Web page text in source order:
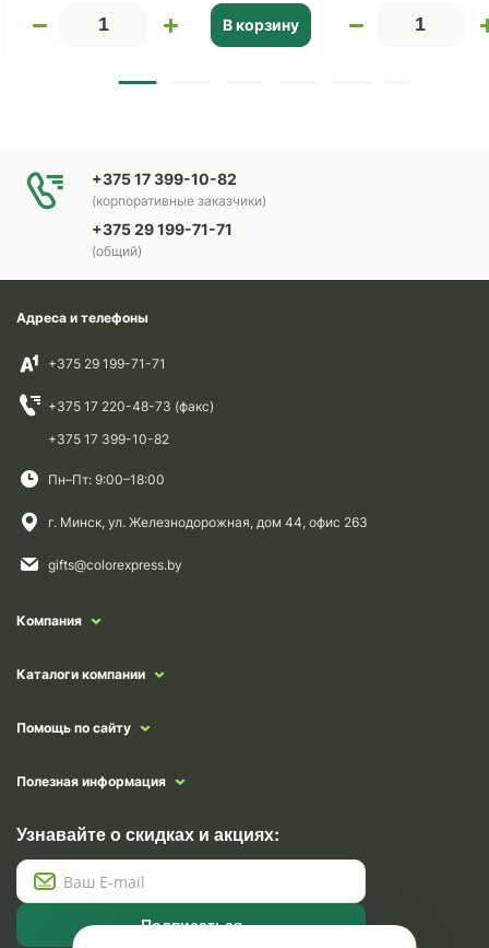
В корзину
+375 17 399-10-82
(корпоративные заказчики)
+375 29 199-71-71
(общий)
Адреса и телефоны
+375 29 199-71-71
+375 17 220-48-73 (факс)
+375 17 399-10-82
Пн–Пт: 9:00–18:00
г. Минск, ул. Железнодорожная, дом 44, офис 263
gifts@colorexpress.by
Компания
Каталоги компании
Помощь по сайту
Полезная информация
Узнавайте о скидках и акциях:
Подписаться